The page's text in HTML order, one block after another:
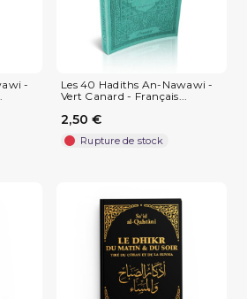
-
Les 40 Hadiths An-Nawawi -
Vert Canard - Français...
2,50 €
Rupture de stock